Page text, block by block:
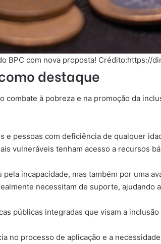
BPC com nova proposta! Crédito:https://
destaque
à pobreza e na promoção da
e pessoas com deficiência de qualquer
vulneráveis tenham acesso a recursos
incapacidade, mas também por uma
necessitam de suporte, ajudando
públicas integradas que visam a
no processo de aplicação e a